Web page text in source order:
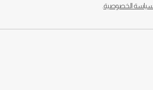
الخصوصية.